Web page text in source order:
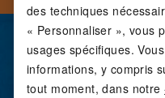
des techniques
« Personnaliser », vous
usages spécifiques.
informations, y compris
tout moment, dans notre